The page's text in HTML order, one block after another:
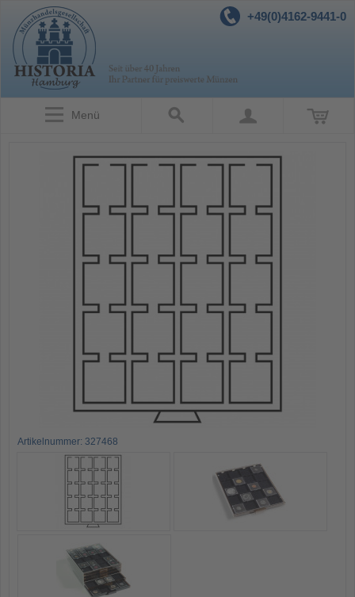
+49(0)4162-9441-0
Menü
Artikelnummer: 327468